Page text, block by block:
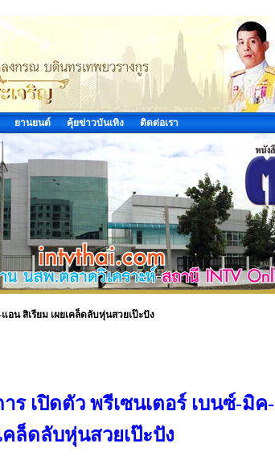
ยานยนต์ คุ้ยข่าวบันเทิง ติดต่อเรา
อน สิเรียม เผยเคล็ดลับหุ่นสวยเป๊ะปัง
ร เปิดตัว พรีเซนเตอร์ เบนซ์-มิค-
คล็ดลับหุ่นสวยเป๊ะปัง